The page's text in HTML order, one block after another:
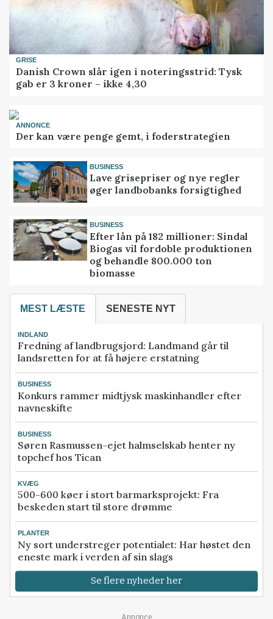
GRISE
Danish Crown slår igen i noteringsstrid: Tysk
gab er 3 kroner – ikke 4,30
ANNONCE
Der kan være penge gemt, i foderstrategien
BUSINESS
Lave grisepriser og nye regler
øger landbobanks forsigtighed
BUSINESS
Efter lån på 182 millioner: Sindal
Biogas vil fordoble produktionen
og behandle 800.000 ton
biomasse
MEST LÆSTE SENESTE NYT
INDLAND
Fredning af landbrugsjord: Landmand går til
landsretten for at få højere erstatning
BUSINESS
Konkurs rammer midtjysk maskinhandler efter
navneskifte
BUSINESS
Søren Rasmussen-ejet halmselskab henter ny
topchef hos Tican
KVÆG
500-600 køer i stort barmarksprojekt: Fra
beskeden start til store drømme
PLANTER
Ny sort understreger potentialet: Har høstet den
eneste mark i verden af sin slags
Se flere nyheder her
Annonce